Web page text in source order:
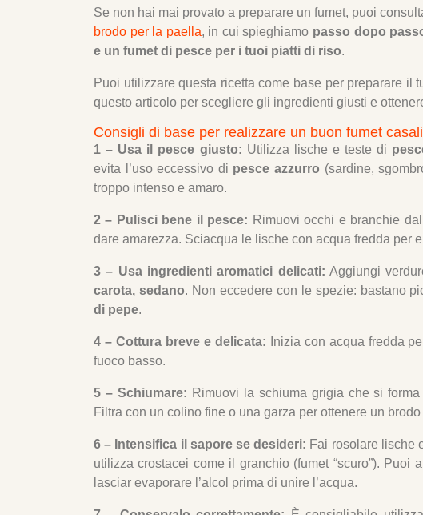
Se non hai mai provato a preparare un fumet, puoi
brodo per la paella, in cui spieghiamo passo dopo
e un fumet di pesce per i tuoi piatti di riso.
Puoi utilizzare questa ricetta come base per preparare il
questo articolo per scegliere gli ingredienti giusti e
Consigli di base per realizzare un buon fumet
1 – Usa il pesce giusto: Utilizza lische e teste di
evita l’uso eccessivo di pesce azzurro (sardine,
troppo intenso e amaro.
2 – Pulisci bene il pesce: Rimuovi occhi e branchie
dare amarezza. Sciacqua le lische con acqua fredda per
3 – Usa ingredienti aromatici delicati: Aggiungi
carota, sedano. Non eccedere con le spezie: bastano
di pepe.
4 – Cottura breve e delicata: Inizia con acqua fredda
fuoco basso.
5 – Schiumare: Rimuovi la schiuma grigia che si
Filtra con un colino fine o una garza per ottenere un
6 – Intensifica il sapore se desideri: Fai rosolare lische
utilizza crostacei come il granchio (fumet “scuro”).
lasciar evaporare l’alcol prima di unire l’acqua.